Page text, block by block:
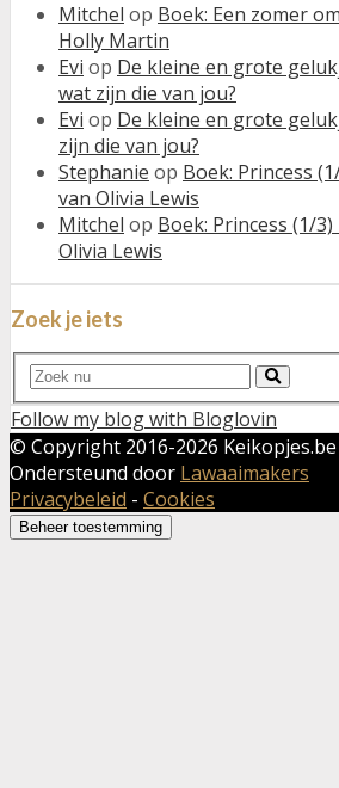
Mitchel op Boek: Een zomer
Holly Martin
Evi op De kleine en grote
wat zijn die van jou?
Evi op De kleine en grote
zijn die van jou?
Stephanie op Boek: Princess
van Olivia Lewis
Mitchel op Boek: Princess (1/
Olivia Lewis
Zoek je iets
Search
for:
Search
Follow my blog with Bloglovin
© Copyright 2016-2026
Ondersteund door Lawaaimakers
Privacybeleid - Cookies
Beheer toestemming